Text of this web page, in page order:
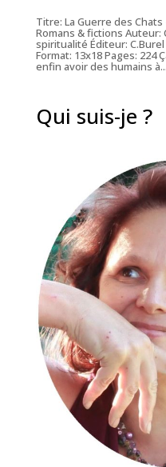
Titre: La Guerre des
Romans & fictions Auteur:
spiritualité Éditeur:
Format: 13x18 Pages: 224
enfin avoir des humains à...
Qui suis-je ?